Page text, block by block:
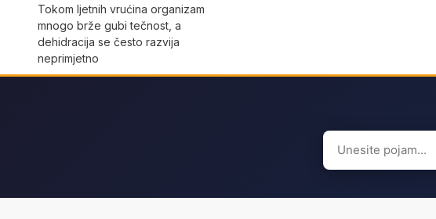
Tokom ljetnih vrućina organizam
mnogo brže gubi tečnost, a
dehidracija se često razvija
neprimjetno
Search
for: